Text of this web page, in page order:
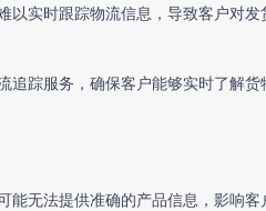
实时跟踪物流信息，导致客户对发
踪服务，确保客户能够实时了解
无法提供准确的产品信息，影响客